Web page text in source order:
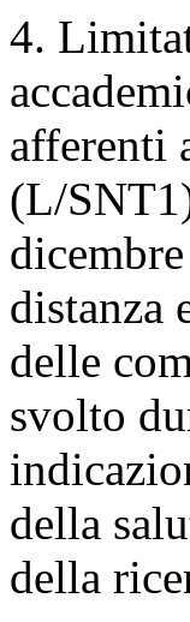
4.
afferenti
(L/
distanza
delle
svolto
della
della